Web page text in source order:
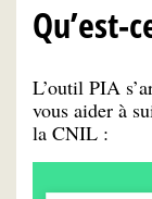
Qu’est-
L’outil PIA
vous aider à
la CNIL :